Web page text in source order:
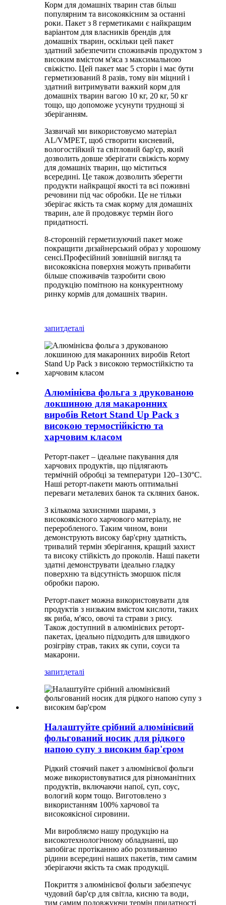
Корм для домашніх тварин став більш
популярним та високоякісним за останні
роки. Пакет з 8 герметиками є найкращим
варіантом для власників брендів для
домашніх тварин, оскільки цей пакет
здатний забезпечити споживачів продуктом з
високим вмістом м'яса з максимальною
свіжістю. Цей пакет має 5 сторін і має бути
герметизований 8 разів, тому він міцний і
здатний витримувати важкий корм для
домашніх тварин вагою 10 кг, 20 кг, 50 кг
тощо, що допоможе усунути труднощі зі
зберіганням.
Зазвичай ми використовуємо матеріал
AL/VMPET, щоб створити кисневий,
вологостійкий та світловий бар'єр, який
дозволить довше зберігати свіжість корму
для домашніх тварин, що міститься
всередині. Це також дозволить зберегти
продукти найкращої якості та всі поживні
речовини під час обробки. Це не тільки
зберігає якість та смак корму для домашніх
тварин, але й продовжує термін його
придатності.
8-сторонній герметизуючий пакет може
покращити дизайнерський образ у хорошому
сенсі.Професійний зовнішній вигляд та
високоякісна поверхня можуть привабити
більше споживачів тазробити свою
продукцію помітною на конкурентному
ринку кормів для домашніх тварин.
запитдеталі
Алюмінієва фольга з друкованою
локшиною для макаронних
виробів Retort Stand Up Pack з
високою термостійкістю та
харчовим класом
Реторт-пакет – ідеальне пакування для
харчових продуктів, що підлягають
термічній обробці за температури 120–130°C.
Наші реторт-пакети мають оптимальні
переваги металевих банок та скляних банок.
З кількома захисними шарами, з
високоякісного харчового матеріалу, не
переробленого. Таким чином, вони
демонструють високу бар'єрну здатність,
тривалий термін зберігання, кращий захист
та високу стійкість до проколів. Наші пакети
здатні демонструвати ідеально гладку
поверхню та відсутність зморшок після
обробки парою.
Реторт-пакет можна використовувати для
продуктів з низьким вмістом кислоти, таких
як риба, м'ясо, овочі та страви з рису.
Також доступний в алюмінієвих реторт-
пакетах, ідеально підходить для швидкого
розігріву страв, таких як супи, соуси та
макарони.
запитдеталі
Налаштуйте срібний алюмінієвий
фольгований носик для рідкого
напою супу з високим бар'єром
Рідкий стоячий пакет з алюмінієвої фольги
може використовуватися для різноманітних
продуктів, включаючи напої, суп, соус,
вологий корм тощо. Виготовлено з
використанням 100% харчової та
високоякісної сировини.
Ми виробляємо нашу продукцію на
високотехнологічному обладнанні, що
запобігає протіканню або розливанню
рідини всередині наших пакетів, тим самим
зберігаючи якість та смак продукції.
Покриття з алюмінієвої фольги забезпечує
чудовий бар'єр для світла, кисню та води,
тим самим подовжуючи термін придатності